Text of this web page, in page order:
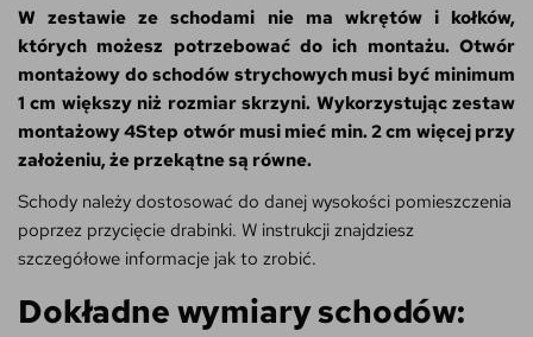
W zestawie ze schodami nie ma wkrętów i kołków,
których możesz potrzebować do ich montażu. Otwór
montażowy do schodów strychowych musi być minimum
1 cm większy niż rozmiar skrzyni. Wykorzystując zestaw
montażowy 4Step otwór musi mieć min. 2 cm więcej przy
założeniu, że przekątne są równe.
Schody należy dostosować do danej wysokości pomieszczenia
poprzez przycięcie drabinki. W instrukcji znajdziesz
szczegółowe informacje jak to zrobić.
Dokładne wymiary schodów: